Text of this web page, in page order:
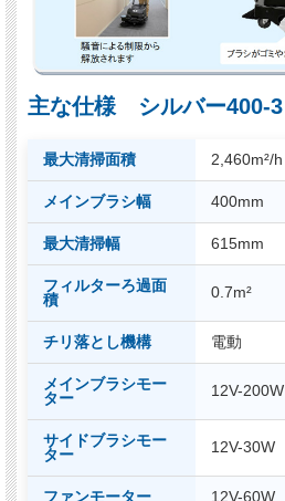
主な仕様 シルバー400-3
最大清掃面積 2,460m²/h
メインブラシ幅 400mm
最大清掃幅 615mm
フィルターろ過面
積
0.7m²
チリ落とし機構 電動
メインブラシモー
ター
12V-200W
サイドブラシモー
ター
12V-30W
ファンモーター 12V-60W